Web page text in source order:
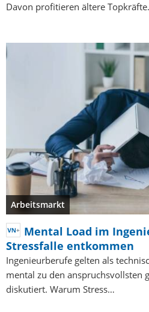
Davon profitieren ältere Topkräfte.
Arbeitsmarkt
Mental Load im
Stressfalle entkommen
Ingenieurberufe gelten als
mental zu den anspruchsvollsten
diskutiert. Warum Stress…